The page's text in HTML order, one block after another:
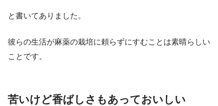
と書いてありました。
彼らの生活が麻薬の栽培に頼らずにすむことは素晴らしい
ことです。
苦いけど香ばしさもあっておいしい